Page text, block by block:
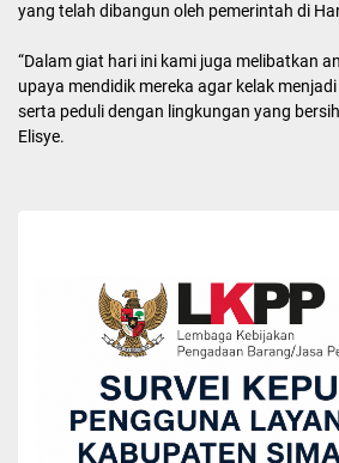
“Dalam giat hari ini kami juga melibatkan
upaya mendidik mereka agar kelak
serta peduli dengan lingkungan yang